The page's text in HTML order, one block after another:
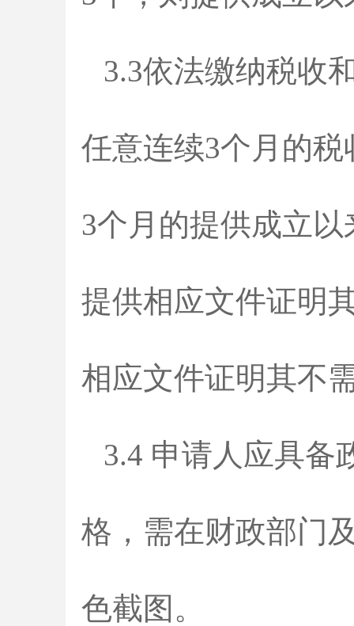
3.3依法缴纳税收
任意连续3个月的
3个月的提供成立
提供相应文件证明
相应文件证明其不
3.4 申请人应具备
格，需在财政部门
色截图。